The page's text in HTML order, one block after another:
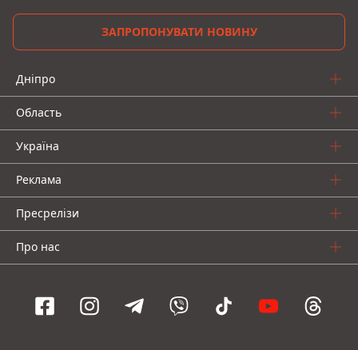
ЗАПРОПОНУВАТИ НОВИНУ
Дніпро
Область
Україна
Реклама
Пресрелізи
Про нас